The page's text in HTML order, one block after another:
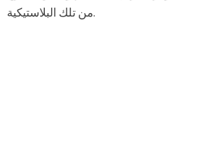
من تلك البلاستيكية.